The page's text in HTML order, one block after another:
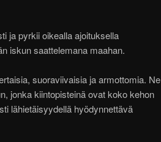
ja pyrkii oikealla ajoituksella
iskun saattelemana maahan.
suoraviivaisia ja armottomia. Ne
jonka kiintopisteinä ovat koko kehon
lähietäisyydellä hyödynnettävä